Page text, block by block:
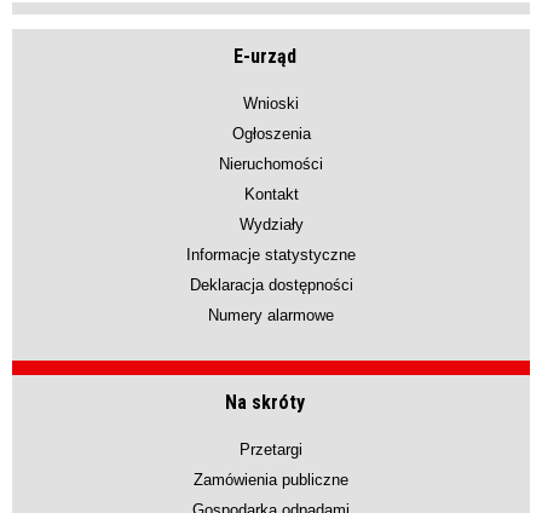
E-urząd
Wnioski
Ogłoszenia
Nieruchomości
Kontakt
Wydziały
Informacje statystyczne
Deklaracja dostępności
Numery alarmowe
Na skróty
Przetargi
Zamówienia publiczne